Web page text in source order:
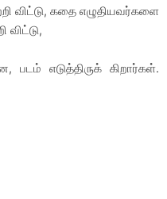
விட்டு, கதை எழுதியவர்களை
விட்டு,
எடுத்திருக் கிறார்கள்.